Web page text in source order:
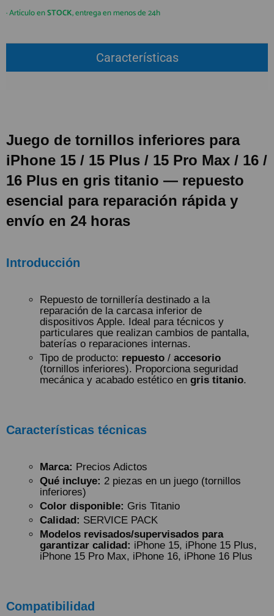
GUÍA DE COMPRA
(+34)912 477 744
info@preciosadictos.com
REGISTRO PROFESIONAL
· Artículo enSTOCK, entrega en menos de 24h
Características
Juego de tornillos inferiores para
iPhone 15 / 15 Plus / 15 Pro Max / 16 /
16 Plus en gris titanio — repuesto
esencial para reparación rápida y
envío en 24 horas
Introducción
Repuesto de tornillería destinado a la
reparación de la carcasa inferior de
dispositivos Apple. Ideal para técnicos y
particulares que realizan cambios de pantalla,
baterías o reparaciones internas.
Tipo de producto: repuesto / accesorio
(tornillos inferiores). Proporciona seguridad
mecánica y acabado estético en gris titanio.
Características técnicas
Marca: Precios Adictos
Qué incluye: 2 piezas en un juego (tornillos
inferiores)
Color disponible: Gris Titanio
Calidad: SERVICE PACK
Modelos revisados/supervisados para
garantizar calidad: iPhone 15, iPhone 15 Plus,
iPhone 15 Pro Max, iPhone 16, iPhone 16 Plus
Compatibilidad